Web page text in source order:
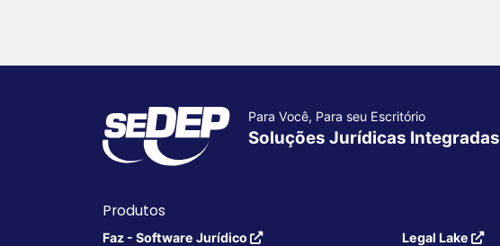
Para Você, Para seu Escritório
Soluções Jurídicas Integradas
Produtos
Faz - Software Jurídico
Legal Lake